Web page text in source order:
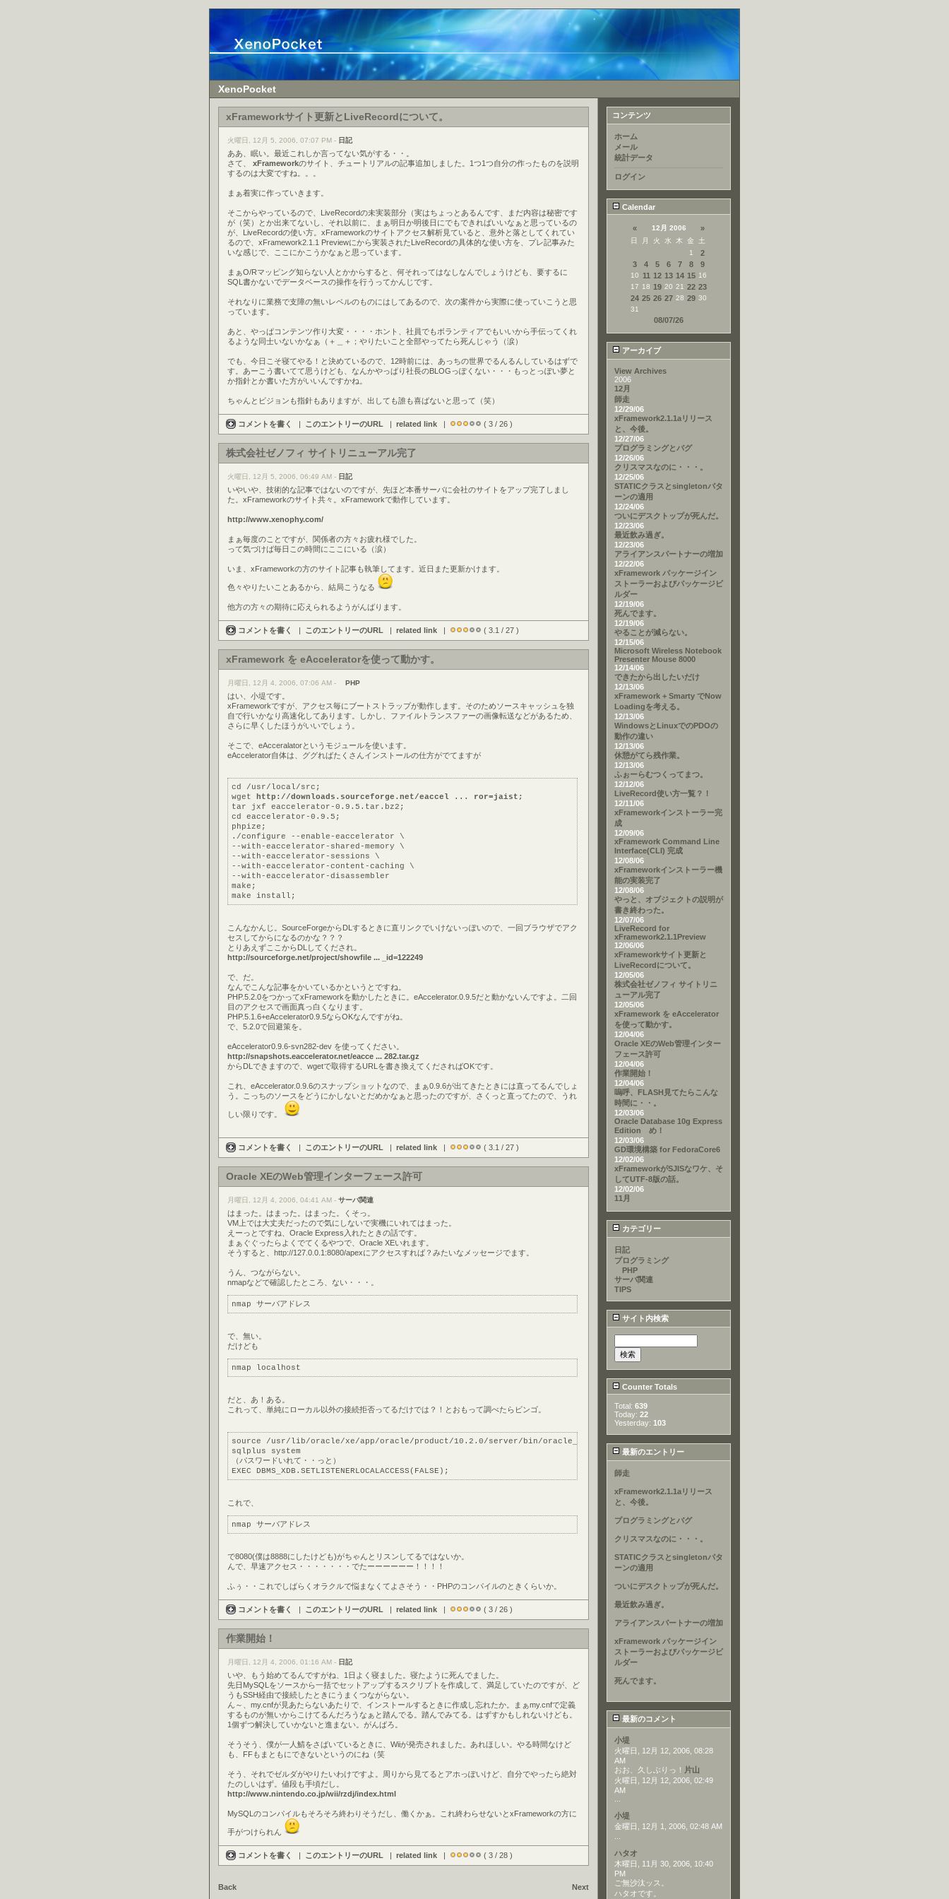
XenoPocket
xFrameworkサイト更新とLiveRecordについて。
火曜日, 12月 5, 2006, 07:07 PM - 日記
ああ、眠い。最近これしか言ってない気がする・・。
さて、 xFrameworkのサイト、チュートリアルの記事追加しました。1つ1つ自分の作ったものを説明
するのは大変ですね。。。
まぁ着実に作っていきます。
そこからやっているので、LiveRecordの未実装部分（実はちょっとあるんです、まだ内容は秘密です
が（笑）とか出来てないし、それ以前に、まぁ明日か明後日にでもできればいいなぁと思っているの
が、LiveRecordの使い方。xFrameworkのサイトアクセス解析見ていると、意外と落としてくれてい
るので、xFramework2.1.1 Previewにから実装されたLiveRecordの具体的な使い方を、プレ記事みた
いな感じで、ここにかこうかなぁと思っています。
まぁO/Rマッピング知らない人とかからすると、何それってはなしなんでしょうけども、要するに
SQL書かないでデータベースの操作を行うってかんじです。
それなりに業務で支障の無いレベルのものにはしてあるので、次の案件から実際に使っていこうと思
っています。
あと、やっぱコンテンツ作り大変・・・・ホント、社員でもボランティアでもいいから手伝ってくれ
るような同士いないかなぁ（＋＿＋；やりたいこと全部やってたら死んじゃう（涙）
でも、今日こそ寝てやる！と決めているので、12時前には、あっちの世界でるんるんしているはずで
す。あーこう書いてて思うけども、なんかやっぱり社長のBLOGっぽくない・・・もっとっぽい夢と
か指針とか書いた方がいいんですかね。
ちゃんとビジョンも指針もありますが、出しても誰も喜ばないと思って（笑）
コメントを書く | このエントリーのURL | related link | ( 3 / 26 )
株式会社ゼノフィ サイトリニューアル完了
火曜日, 12月 5, 2006, 06:49 AM - 日記
いやいや、技術的な記事ではないのですが、先ほど本番サーバに会社のサイトをアップ完了しまし
た。xFrameworkのサイト共々。xFrameworkで動作しています。
http://www.xenophy.com/
まぁ毎度のことですが、関係者の方々お疲れ様でした。
って気づけば毎日この時間にここにいる（涙）
いま、xFrameworkの方のサイト記事も執筆してます。近日また更新かけます。
色々やりたいことあるから、結局こうなる
他方の方々の期待に応えられるようがんばります。
コメントを書く | このエントリーのURL | related link | ( 3.1 / 27 )
xFramework を eAcceleratorを使って動かす。
月曜日, 12月 4, 2006, 07:06 AM - PHP
はい、小堤です。
xFrameworkですが、アクセス毎にブートストラップが動作します。そのためソースキャッシュを独
自で行いかなり高速化してあります。しかし、ファイルトランスファーの画像転送などがあるため、
さらに早くしたほうがいいでしょう。
そこで、eAcceralatorというモジュールを使います。
eAccelerator自体は、ググればたくさんインストールの仕方がでてますが
cd /usr/local/src;
wget
http://downloads.sourceforge.net/eaccel ... ror=jaist;
tar jxf eaccelerator-0.9.5.tar.bz2;
cd eaccelerator-0.9.5;
phpize;
./configure --enable-eaccelerator \
--with-eaccelerator-shared-memory \
--with-eaccelerator-sessions \
--with-eaccelerator-content-caching \
--with-eaccelerator-disassembler
make;
make install;
こんなかんじ。SourceForgeからDLするときに直リンクでいけないっぽいので、一回ブラウザでアク
セスしてからになるのかな？？？
とりあえずここからDLしてくだされ。
http://sourceforge.net/project/showfile ... _id=122249
で、だ。
なんでこんな記事をかいているかというとですね。
PHP.5.2.0をつかってxFrameworkを動かしたときに。eAccelerator.0.9.5だと動かないんですよ。二回
目のアクセスで画面真っ白くなります。
PHP.5.1.6+eAccelerator0.9.5ならOKなんですがね。
で、5.2.0で回避策を。
eAccelerator0.9.6-svn282-dev を使ってください。
http://snapshots.eaccelerator.net/eacce ... 282.tar.gz
からDLできますので、wgetで取得するURLを書き換えてくださればOKです。
これ、eAccelerator.0.9.6のスナップショットなので、まぁ0.9.6が出てきたときには直ってるんでしょ
う。こっちのソースをどうにかしないとだめかなぁと思ったのですが、さくっと直ってたので、うれ
しい限りです。
コメントを書く | このエントリーのURL | related link | ( 3.1 / 27 )
Oracle XEのWeb管理インターフェース許可
月曜日, 12月 4, 2006, 04:41 AM - サーバ関連
はまった。はまった。はまった。くそっ。
VM上では大丈夫だったので気にしないで実機にいれてはまった。
えーっとですね、Oracle Express入れたときの話です。
まぁぐぐったらよくでてくるやつで、Oracle XEいれます。
そうすると、http://127.0.0.1:8080/apexにアクセスすれば？みたいなメッセージでます。
うん、つながらない。
nmapなどで確認したところ、ない・・・。
nmap サーバアドレス
で、無い。
だけども
nmap localhost
だと、あ！ある。
これって、単純にローカル以外の接続拒否ってるだけでは？！とおもって調べたらビンゴ。
source /usr/lib/oracle/xe/app/oracle/product/10.2.0/server/bin/oracle_env.sh
sqlplus system
（パスワードいれて・・っと）
EXEC DBMS_XDB.SETLISTENERLOCALACCESS(FALSE);
これで、
nmap サーバアドレス
で8080(僕は8888にしたけども)がちゃんとリスンしてるではないか。
んで、早速アクセス・・・・・・・でたーーーーーー！！！！
ふぅ・・これでしばらくオラクルで悩まなくてよさそう・・PHPのコンパイルのときくらいか。
コメントを書く | このエントリーのURL | related link | ( 3 / 26 )
作業開始！
月曜日, 12月 4, 2006, 01:16 AM - 日記
いや、もう始めてるんですがね、1日よく寝ました。寝たように死んでました。
先日MySQLをソースから一括でセットアップするスクリプトを作成して、満足していたのですが、ど
うもSSH経由で接続したときにうまくつながらない。
ん～、my.cnfが見あたらないあたりで、インストールするときに作成し忘れたか。まぁmy.cnfで定義
するものが無いからこけてるんだろうなぁと踏んでる。踏んでみてる。はずすかもしれないけども。
1個ずつ解決していかないと進まない。がんばろ。
そうそう、僕が一人鯖をさばいているときに、Wiiが発売されました。あれほしい。やる時間なけど
も、FFもまともにできないというのにね（笑
そう、それでゼルダがやりたいわけですよ。周りから見てるとアホっぽいけど、自分でやったら絶対
たのしいはず。値段も手頃だし。
http://www.nintendo.co.jp/wii/rzdj/index.html
MySQLのコンパイルもそろそろ終わりそうだし、働くかぁ。これ終わらせないとxFrameworkの方に
手がつけられん
コメントを書く | このエントリーのURL | related link | ( 3 / 28 )
Back Next
コンテンツ
ホーム
メール
統計データ
ログイン
Calendar
« 12月 2006 »
日 月 火 水 木 金
土
1
2
3
4 5 6 7 8 9
10 11 12 13 14 15 16
17 18 19 20 21 22 23
24 25 26 27 28 29 30
31
08/07/26
アーカイブ
View Archives
2006
12月
師走
12/29/06
xFramework2.1.1aリリース
と、今後。
12/27/06
プログラミングとバグ
12/26/06
クリスマスなのに・・・。
12/25/06
STATICクラスとsingletonパタ
ーンの適用
12/24/06
ついにデスクトップが死んだ。
12/23/06
最近飲み過ぎ。
12/23/06
アライアンスパートナーの増加
12/22/06
xFramework パッケージイン
ストーラーおよびパッケージビ
ルダー
12/19/06
死んでます。
12/19/06
やることが減らない。
12/15/06
Microsoft Wireless Notebook
Presenter Mouse 8000
12/14/06
できたから出したいだけ
12/13/06
xFramework + Smarty でNow
Loadingを考える。
12/13/06
WindowsとLinuxでのPDOの
動作の違い
12/13/06
休憩がてら残作業。
12/13/06
ふぉーらむつくってまつ。
12/12/06
LiveRecord使い方一覧？！
12/11/06
xFrameworkインストーラー完
成
12/09/06
xFramework Command Line
Interface(CLI) 完成
12/08/06
xFrameworkインストーラー機
能の実装完了
12/08/06
やっと、オブジェクトの説明が
書き終わった。
12/07/06
LiveRecord for
xFramework2.1.1Preview
12/06/06
xFrameworkサイト更新と
LiveRecordについて。
12/05/06
株式会社ゼノフィ サイトリニ
ューアル完了
12/05/06
xFramework を eAccelerator
を使って動かす。
12/04/06
Oracle XEのWeb管理インター
フェース許可
12/04/06
作業開始！
12/04/06
嗚呼、FLASH見てたらこんな
時間に・・。
12/03/06
Oracle Database 10g Express
Edition め！
12/03/06
GD環境構築 for FedoraCore6
12/02/06
xFrameworkがSJISなワケ、そ
してUTF-8版の話。
12/02/06
11月
カテゴリー
日記
プログラミング
PHP
サーバ関連
TIPS
サイト内検索
Counter Totals
Total: 639
Today: 22
Yesterday: 103
最新のエントリー
師走
xFramework2.1.1aリリース
と、今後。
プログラミングとバグ
クリスマスなのに・・・。
STATICクラスとsingletonパタ
ーンの適用
ついにデスクトップが死んだ。
最近飲み過ぎ。
アライアンスパートナーの増加
xFramework パッケージイン
ストーラーおよびパッケージビ
ルダー
死んでます。
最新のコメント
小堤
火曜日, 12月 12, 2006, 08:28
AM
おお、久しぶりっ！ 片山
火曜日, 12月 12, 2006, 02:49
AM
小堤
金曜日, 12月 1, 2006, 02:48 AM
ハタオ
木曜日, 11月 30, 2006, 10:40
PM
ご無沙汰ッス。
ハタオです。